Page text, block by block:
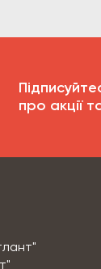
про акції